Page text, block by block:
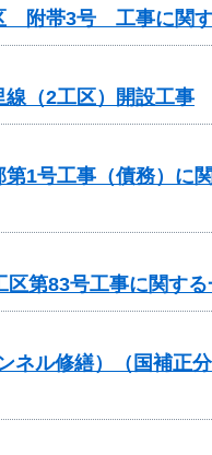
附帯3号 工事に関
（2工区）開設工事
1号工事（債務）に
第83号工事に関す
ネル修繕）（国補正